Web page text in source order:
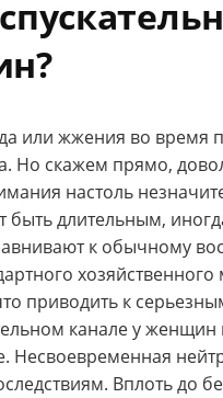
или жжения во время
Но скажем прямо,
настоль
быть длительным,
к обычному
приводить к
канале у
Несвоевременная
Вплоть до